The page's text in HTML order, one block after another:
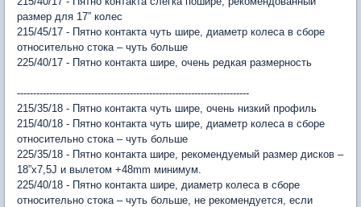
размер для 17” колес
215/45/17 - Пятно контакта чуть шире, диаметр колеса в сборе
относительно стока – чуть больше
225/40/17 - Пятно контакта шире, очень редкая размерность
------------------------------------------------------------------------
215/35/18 - Пятно контакта чуть шире, очень низкий профиль
215/40/18 - Пятно контакта чуть шире, диаметр колеса в сборе
относительно стока – чуть больше
225/35/18 - Пятно контакта шире, рекомендуемый размер дисков –
18”x7,5J и вылетом +48mm минимум.
225/40/18 - Пятно контакта шире, диаметр колеса в сборе
относительно стока – чуть больше, не рекомендуется, если